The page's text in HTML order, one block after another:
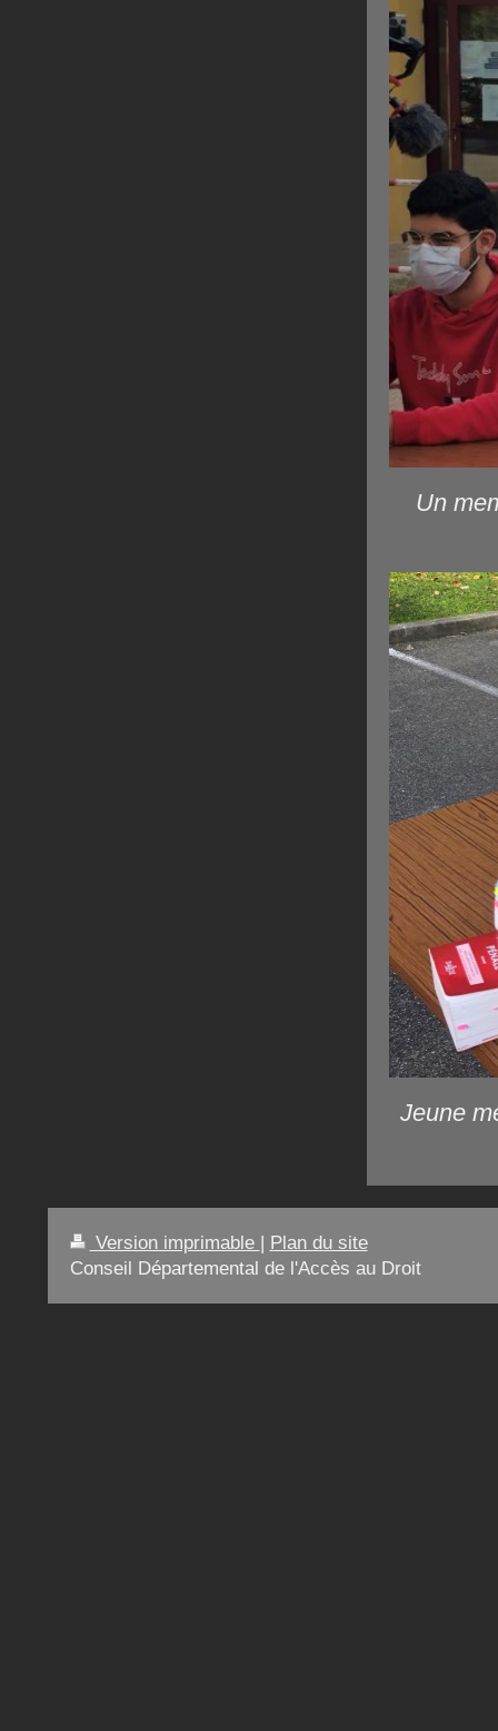
Un
Jeune
Version imprimable | Plan du site
Conseil Départemental de l'Accès au Droit